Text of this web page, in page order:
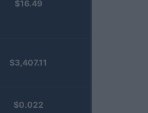
$16.49
$3,407.11
$0.022